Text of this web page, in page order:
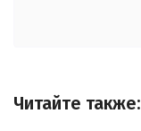
Читайте также: